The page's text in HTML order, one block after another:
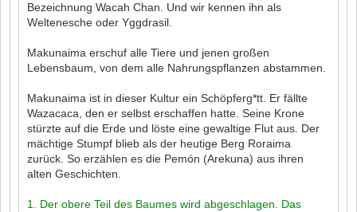
Bezeichnung Wacah Chan. Und wir kennen ihn als
Weltenesche oder Yggdrasil.
Makunaima erschuf alle Tiere und jenen großen
Lebensbaum, von dem alle Nahrungspflanzen abstammen.
Makunaima ist in dieser Kultur ein Schöpferg*tt. Er fällte
Wazacaca, den er selbst erschaffen hatte. Seine Krone
stürzte auf die Erde und löste eine gewaltige Flut aus. Der
mächtige Stumpf blieb als der heutige Berg Roraima
zurück. So erzählen es die Pemón (Arekuna) aus ihren
alten Geschichten.
1. Der obere Teil des Baumes wird abgeschlagen. Das